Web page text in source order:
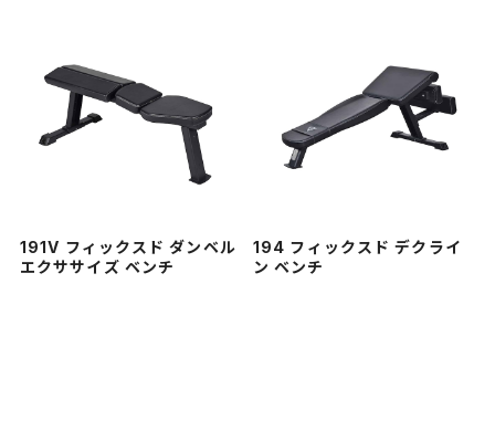
191V フィックスド ダンベル
エクササイズ ベンチ
194 フィックスド デクライ
ン ベンチ